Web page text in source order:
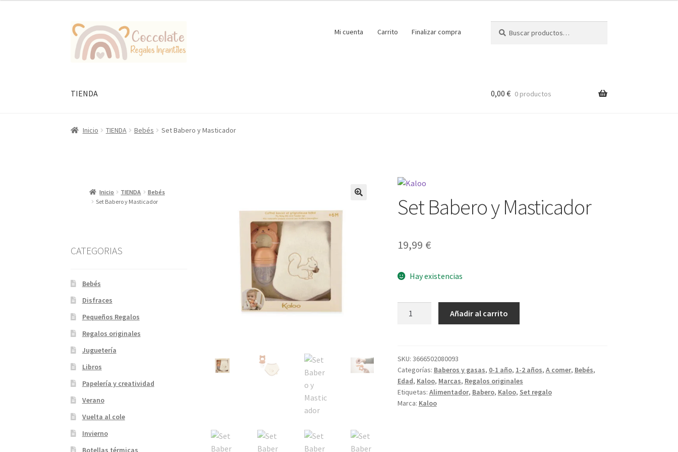
Ir
la
Ir
al
contenido
Mi cuenta Carrito Finalizar compra
por:
TIENDA 0,00 € 0 productos
Inicio TIENDA Bebés Set Babero y Masticador
Set Babero y Masticador
19,99 €
Hay existencias
cantidad
Añadir al carrito
SKU: 3666502080093
Categorías: Baberos y gasas, 0-1 año, 1-2 años, A comer, Bebés,
Edad, Kaloo, Marcas, Regalos originales
Etiquetas: Alimentador, Babero, Kaloo, Set regalo
Marca: Kaloo
Inicio TIENDA
Bebés
Set Babero y Masticador
CATEGORIAS
Bebés
Disfraces
Pequeños Regalos
Regalos originales
Juguetería
Libros
Papelería y creatividad
Verano
Vuelta al cole
Invierno
Botellas térmicas